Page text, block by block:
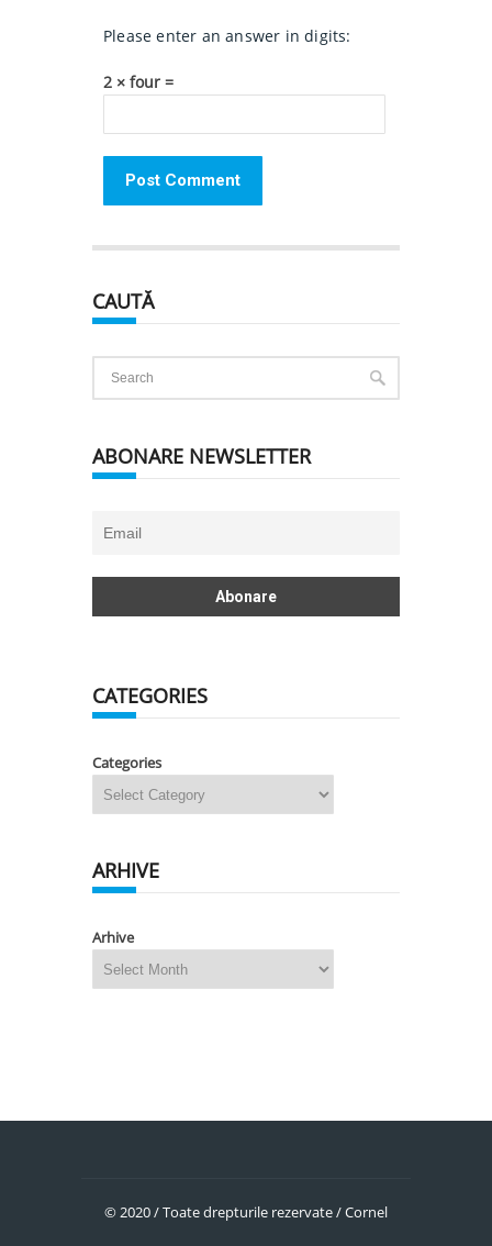
Please enter an answer in digits:
2 × four =
CAUTĂ
ABONARE NEWSLETTER
CATEGORIES
Categories
ARHIVE
Arhive
© 2020 / Toate drepturile rezervate / Cornel